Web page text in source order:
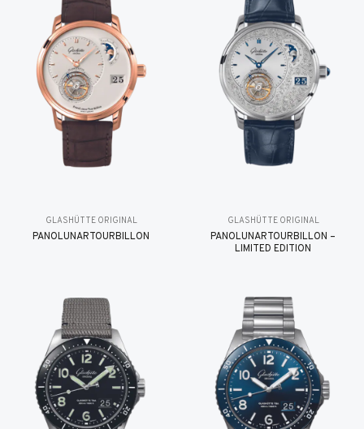
GLASHÜTTE ORIGINAL
PANOLUNARTOURBILLON
GLASHÜTTE ORIGINAL
PANOLUNARTOURBILLON –
LIMITED EDITION